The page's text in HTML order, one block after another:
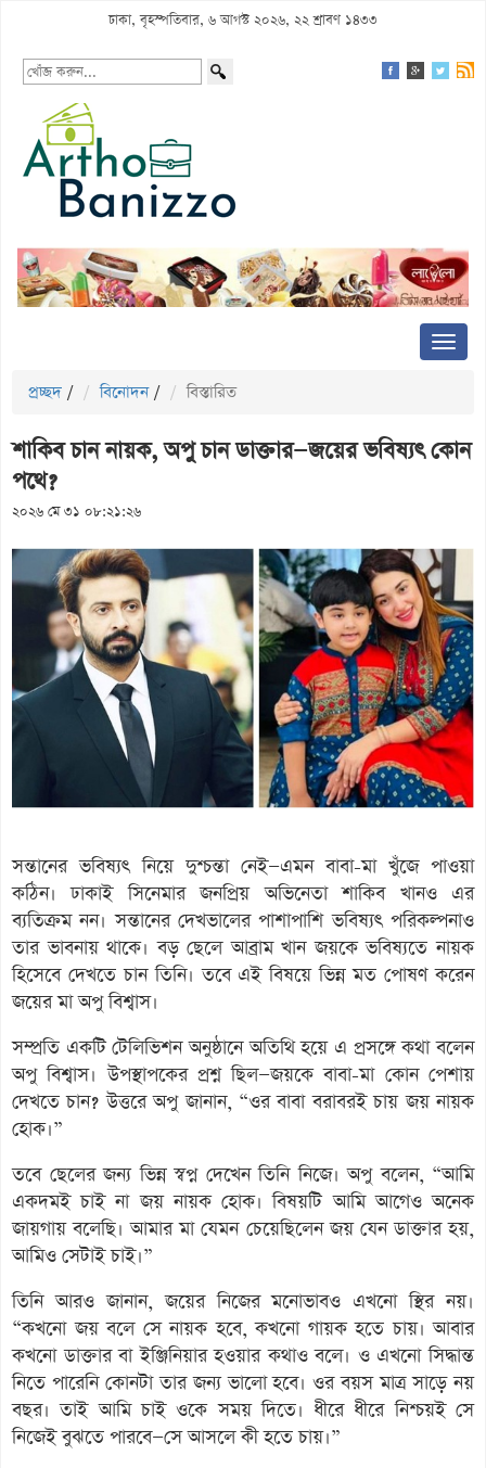
ঢাকা, বৃহস্পতিবার, ৬ আগস্ট ২০২৬, ২২ শ্রাবণ ১৪৩৩
প্রচ্ছদ / বিনোদন / বিস্তারিত
শাকিব চান নায়ক, অপু চান ডাক্তার—জয়ের ভবিষ্যৎ কোন
পথে?
২০২৬ মে ৩১ ০৮:২১:২৬
সন্তানের ভবিষ্যৎ নিয়ে দুশ্চন্তা নেই—এমন বাবা-মা খুঁজে পাওয়া
কঠিন। ঢাকাই সিনেমার জনপ্রিয় অভিনেতা শাকিব খানও এর
ব্যতিক্রম নন। সন্তানের দেখভালের পাশাপাশি ভবিষ্যৎ পরিকল্পনাও
তার ভাবনায় থাকে। বড় ছেলে আব্রাম খান জয়কে ভবিষ্যতে নায়ক
হিসেবে দেখতে চান তিনি। তবে এই বিষয়ে ভিন্ন মত পোষণ করেন
জয়ের মা অপু বিশ্বাস।
সম্প্রতি একটি টেলিভিশন অনুষ্ঠানে অতিথি হয়ে এ প্রসঙ্গে কথা বলেন
অপু বিশ্বাস। উপস্থাপকের প্রশ্ন ছিল—জয়কে বাবা-মা কোন পেশায়
দেখতে চান? উত্তরে অপু জানান, “ওর বাবা বরাবরই চায় জয় নায়ক
হোক।”
তবে ছেলের জন্য ভিন্ন স্বপ্ন দেখেন তিনি নিজে। অপু বলেন, “আমি
একদমই চাই না জয় নায়ক হোক। বিষয়টি আমি আগেও অনেক
জায়গায় বলেছি। আমার মা যেমন চেয়েছিলেন জয় যেন ডাক্তার হয়,
আমিও সেটাই চাই।”
তিনি আরও জানান, জয়ের নিজের মনোভাবও এখনো স্থির নয়।
“কখনো জয় বলে সে নায়ক হবে, কখনো গায়ক হতে চায়। আবার
কখনো ডাক্তার বা ইঞ্জিনিয়ার হওয়ার কথাও বলে। ও এখনো সিদ্ধান্ত
নিতে পারেনি কোনটা তার জন্য ভালো হবে। ওর বয়স মাত্র সাড়ে নয়
বছর। তাই আমি চাই ওকে সময় দিতে। ধীরে ধীরে নিশ্চয়ই সে
নিজেই বুঝতে পারবে—সে আসলে কী হতে চায়।”